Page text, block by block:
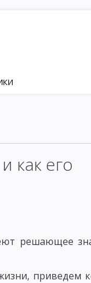
как его
решающее
приведем